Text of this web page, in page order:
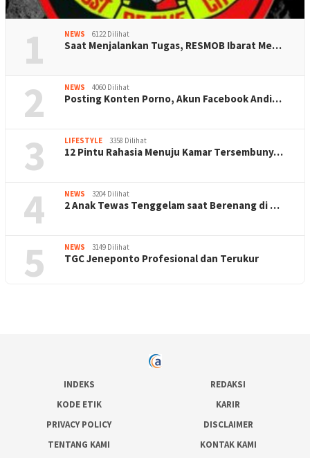
1 NEWS 6122 Dilihat
Saat Menjalankan Tugas, RESMOB Ibarat Me…
2 NEWS 4060 Dilihat
Posting Konten Porno, Akun Facebook Andi…
3 LIFESTYLE 3358 Dilihat
12 Pintu Rahasia Menuju Kamar Tersembuny…
4 NEWS 3204 Dilihat
2 Anak Tewas Tenggelam saat Berenang di …
5 NEWS 3149 Dilihat
TGC Jeneponto Profesional dan Terukur
INDEKS
REDAKSI
KODE ETIK
KARIR
PRIVACY POLICY
DISCLAIMER
TENTANG KAMI
KONTAK KAMI